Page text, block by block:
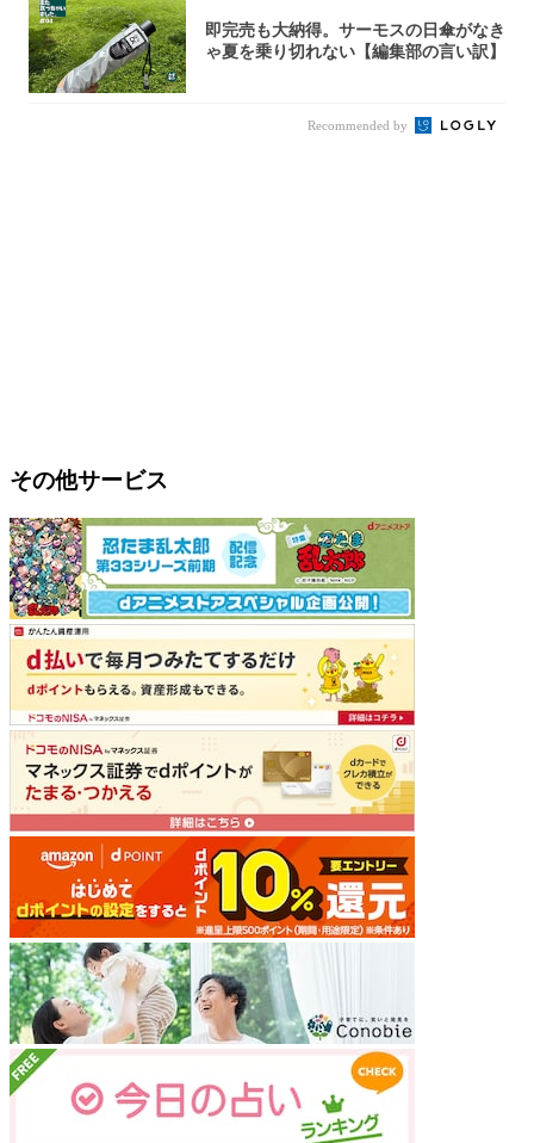
即完売も大納得。サーモスの日傘がなき
ゃ夏を乗り切れない【編集部の言い訳】
Recommended by
その他サービス